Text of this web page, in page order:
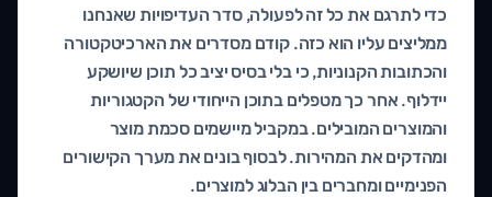
כדי לתרגם את כל זה לפעולה, סדר העדיפויות שאנחנו
ממליצים עליו הוא כזה. קודם מסדרים את הארכיטקטורה
והכתובות הקנוניות, כי בלי בסיס יציב כל תוכן שיושקע
יידלוף. אחר כך מטפלים בתוכן הייחודי של הקטגוריות
והמוצרים המובילים. במקביל מיישמים סכמת מוצר
ומהדקים את המהירות. לבסוף בונים את מערך הקישורים
הפנימיים ומחברים בין הבלוג למוצרים.